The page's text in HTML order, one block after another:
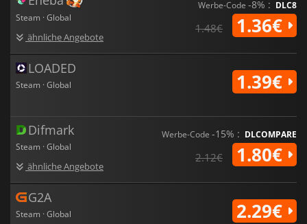
Steam · Global
ähnliche Angebote
Werbe-Code -8% : DLC8
1.48€ 1.36€
LOADED
Steam · Global 1.39€
Difmark
Steam · Global
ähnliche Angebote
Werbe-Code -15% : DLCOMPARE
2.12€ 1.80€
G2A
Steam · Global 2.29€